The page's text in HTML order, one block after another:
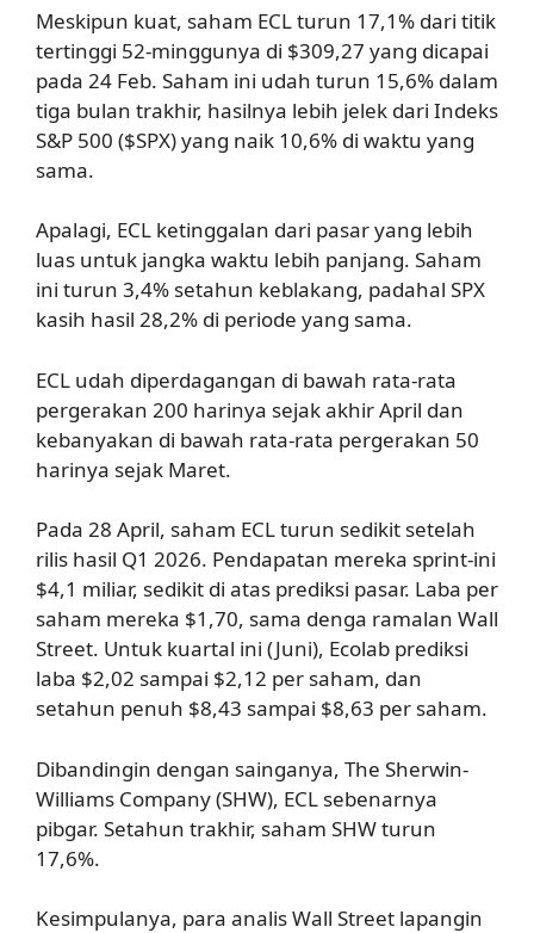
Meskipun kuat, saham ECL turun 17,1% dari titik
tertinggi 52-minggunya di $309,27 yang dicapai
pada 24 Feb. Saham ini udah turun 15,6% dalam
tiga bulan trakhir, hasilnya lebih jelek dari Indeks
S&P 500 ($SPX) yang naik 10,6% di waktu yang
sama.
Apalagi, ECL ketinggalan dari pasar yang lebih
luas untuk jangka waktu lebih panjang. Saham
ini turun 3,4% setahun keblakang, padahal SPX
kasih hasil 28,2% di periode yang sama.
ECL udah diperdagangan di bawah rata-rata
pergerakan 200 harinya sejak akhir April dan
kebanyakan di bawah rata-rata pergerakan 50
harinya sejak Maret.
Pada 28 April, saham ECL turun sedikit setelah
rilis hasil Q1 2026. Pendapatan mereka sprint-ini
$4,1 miliar, sedikit di atas prediksi pasar. Laba per
saham mereka $1,70, sama denga ramalan Wall
Street. Untuk kuartal ini (Juni), Ecolab prediksi
laba $2,02 sampai $2,12 per saham, dan
setahun penuh $8,43 sampai $8,63 per saham.
Dibandingin dengan sainganya, The Sherwin-
Williams Company (SHW), ECL sebenarnya
pibgar. Setahun trakhir, saham SHW turun
17,6%.
Kesimpulanya, para analis Wall Street lapangin